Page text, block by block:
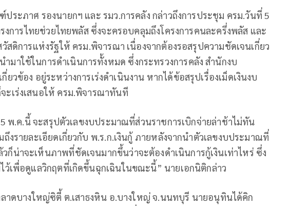
ะภาศ รองนายกฯ และ รมว.การคลัง กล่าวถึงการประชุม ครม.วันที่ 5
งการไทยช่วยไทยพลัส ซึ่งจะครอบคลุมถึงโครงการคนละครึ่งพลัส และ
วัสดิการแห่งรัฐให้ ครม.พิจารณา เนื่องจากต้องรอสรุปความชัดเจนเกี่ยว
มาใช้ในการดำเนินการทั้งหมด ซึ่งกระทรวงการคลัง สำนักงบ
วข้อง อยู่ระหว่างการเร่งดำเนินงาน หากได้ข้อสรุปเรื่องเม็ดเงินงบ
ะเร่งเสนอให้ ครม.พิจารณาทันที
พ.ค.นี้ จะสรุปตัวเลขงบประมาณที่ส่วนราชการเบิกจ่ายล่าช้าไม่ทัน
งรายละเอียดเกี่ยวกับ พ.ร.ก.เงินกู้ ภายหลังจากนำตัวเลขงบประมาณที่
ก็น่าจะเห็นภาพที่ชัดเจนมากขึ้นว่าจะต้องดำเนินการกู้เงินเท่าไหร่ ซึ่ง
ว้เพื่อดูแลวิกฤตที่เกิดขึ้นฉุกเฉินในขณะนี้” นายเอกนิติกล่าว
าดบางใหญ่ซิตี้ ต.เสาธงหิน อ.บางใหญ่ จ.นนทบุรี นายอนุทินได้คิก